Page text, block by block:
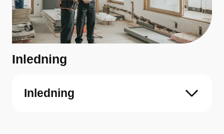
Inledning
Inledning